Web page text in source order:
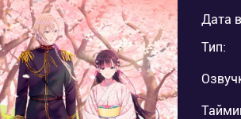
Дата
Тип: